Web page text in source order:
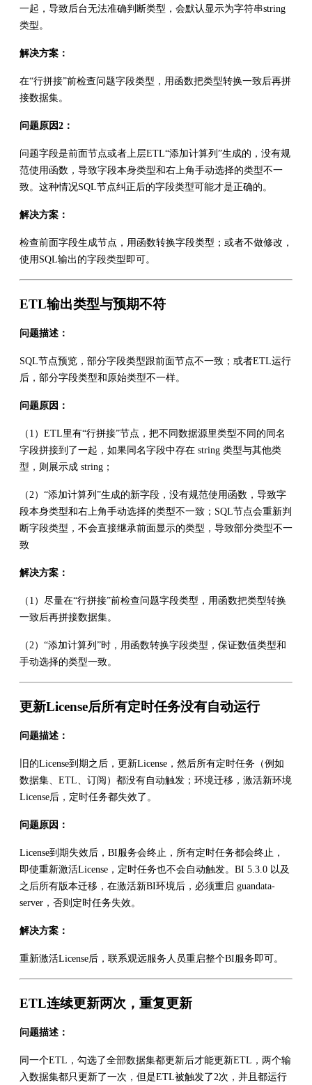
一起，导致后台无法准确判断类型，会默认显示为字符串string
类型。
解决方案：
在“行拼接”前检查问题字段类型，用函数把类型转换一致后再拼
接数据集。
问题原因2：
问题字段是前面节点或者上层ETL“添加计算列”生成的，没有规
范使用函数，导致字段本身类型和右上角手动选择的类型不一
致。这种情况SQL节点纠正后的字段类型可能才是正确的。
解决方案：
检查前面字段生成节点，用函数转换字段类型；或者不做修改，
使用SQL输出的字段类型即可。
ETL输出类型与预期不符
问题描述：
SQL节点预览，部分字段类型跟前面节点不一致；或者ETL运行
后，部分字段类型和原始类型不一样。
问题原因：
（1）ETL里有“行拼接”节点，把不同数据源里类型不同的同名
字段拼接到了一起，如果同名字段中存在 string 类型与其他类
型，则展示成 string；
（2）“添加计算列”生成的新字段，没有规范使用函数，导致字
段本身类型和右上角手动选择的类型不一致；SQL节点会重新判
断字段类型，不会直接继承前面显示的类型，导致部分类型不一
致
解决方案：
（1）尽量在“行拼接”前检查问题字段类型，用函数把类型转换
一致后再拼接数据集。
（2）“添加计算列”时，用函数转换字段类型，保证数值类型和
手动选择的类型一致。
更新License后所有定时任务没有自动运行
问题描述：
旧的License到期之后，更新License，然后所有定时任务（例如
数据集、ETL、订阅）都没有自动触发；环境迁移，激活新环境
License后，定时任务都失效了。
问题原因：
License到期失效后，BI服务会终止，所有定时任务都会终止，
即使重新激活License，定时任务也不会自动触发。BI 5.3.0 以及
之后所有版本迁移，在激活新BI环境后，必须重启 guandata-
server，否则定时任务失效。
解决方案：
重新激活License后，联系观远服务人员重启整个BI服务即可。
ETL连续更新两次，重复更新
问题描述：
同一个ETL，勾选了全部数据集都更新后才能更新ETL，两个输
入数据集都只更新了一次，但是ETL被触发了2次，并且都运行